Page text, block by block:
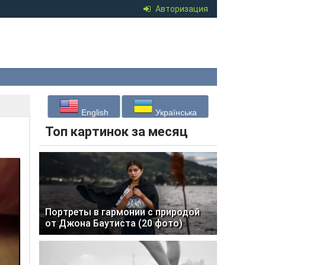
Авторизация
English Українська
Топ картинок за месяц
Портреты в гармонии с природой
от Джона Баутиста (20 фото)